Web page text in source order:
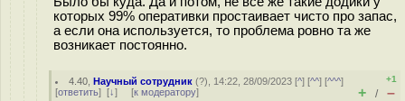
которых 99% оперативки простаивает чисто про запас,
а если она используется, то проблема ровно та же
возникает постоянно.
4.40 ,Научный сотрудник (?), 14:22, 28/09/2023 [^] [^^] [^^^]
[ответить] [↓] [к модератору]
+1
+ / –